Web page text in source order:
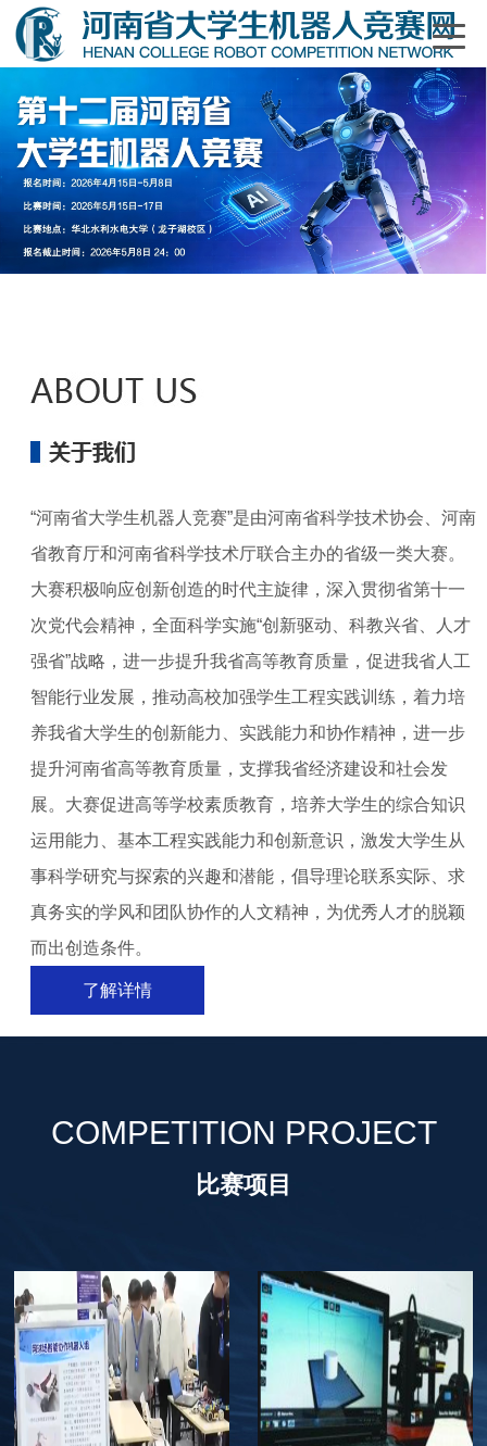
“河南省大学生机器人竞赛”是由河南省科学技术协会、河南
省教育厅和河南省科学技术厅联合主办的省级一类大赛。
大赛积极响应创新创造的时代主旋律，深入贯彻省第十一
次党代会精神，全面科学实施“创新驱动、科教兴省、人才
强省”战略，进一步提升我省高等教育质量，促进我省人工
智能行业发展，推动高校加强学生工程实践训练，着力培
养我省大学生的创新能力、实践能力和协作精神，进一步
提升河南省高等教育质量，支撑我省经济建设和社会发
展。大赛促进高等学校素质教育，培养大学生的综合知识
运用能力、基本工程实践能力和创新意识，激发大学生从
事科学研究与探索的兴趣和潜能，倡导理论联系实际、求
真务实的学风和团队协作的人文精神，为优秀人才的脱颖
而出创造条件。
了解详情
COMPETITION PROJECT
比赛项目